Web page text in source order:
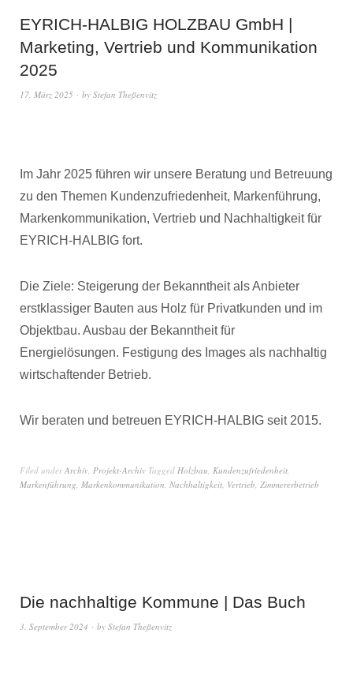
EYRICH-HALBIG HOLZBAU GmbH |
Marketing, Vertrieb und Kommunikation
2025
17. März 2025 by Stefan Theßenvitz
Im Jahr 2025 führen wir unsere Beratung und Betreuung
zu den Themen Kundenzufriedenheit, Markenführung,
Markenkommunikation, Vertrieb und Nachhaltigkeit für
EYRICH-HALBIG fort.
Die Ziele: Steigerung der Bekanntheit als Anbieter
erstklassiger Bauten aus Holz für Privatkunden und im
Objektbau. Ausbau der Bekanntheit für
Energielösungen. Festigung des Images als nachhaltig
wirtschaftender Betrieb.
Wir beraten und betreuen EYRICH-HALBIG seit 2015.
Filed underArchiv, Projekt-Archiv Tagged Holzbau, Kundenzufriedenheit,
Markenführung, Markenkommunikation, Nachhaltigkeit, Vertrieb, Zimmererbetrieb
Die nachhaltige Kommune | Das Buch
3. September 2024 by Stefan Theßenvitz